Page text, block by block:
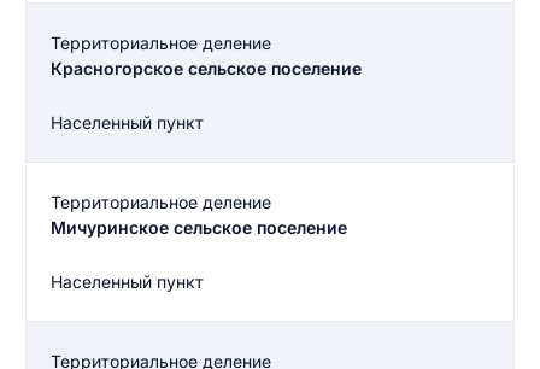
Территориальное деление
Красногорское сельское поселение
Населенный пункт
Территориальное деление
Мичуринское сельское поселение
Населенный пункт
Территориальное деление